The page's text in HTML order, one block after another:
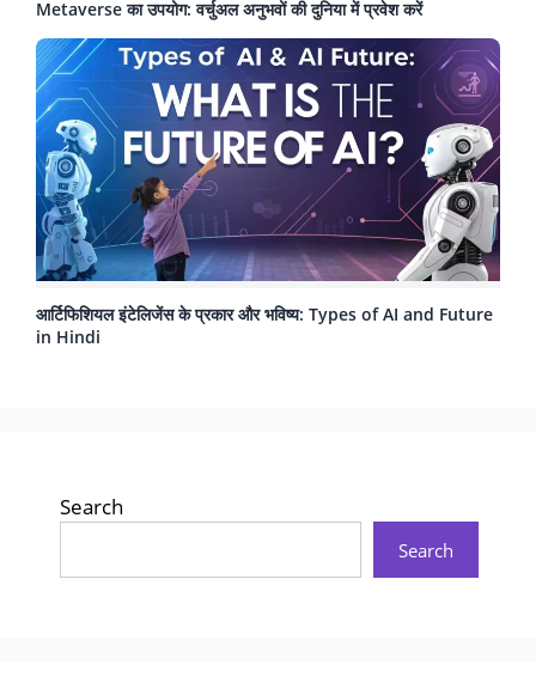
Metaverse का उपयोग: वर्चुअल अनुभवों की दुनिया में प्रवेश करें
आर्टिफिशियल इंटेलिजेंस के प्रकार और भविष्य: Types of AI and Future
in Hindi
Search
Search